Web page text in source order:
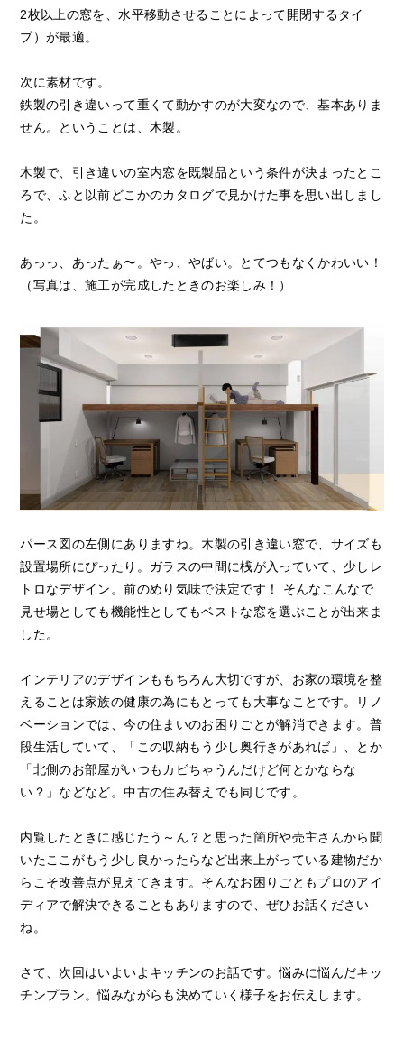
2枚以上の窓を、水平移動させることによって開閉するタイ
プ）が最適。
次に素材です。
鉄製の引き違いって重くて動かすのが大変なので、基本ありま
せん。ということは、木製。
木製で、引き違いの室内窓を既製品という条件が決まったとこ
ろで、ふと以前どこかのカタログで見かけた事を思い出しまし
た。
あっっ、あったぁ〜。やっ、やばい。とてつもなくかわいい！
（写真は、施工が完成したときのお楽しみ！）
パース図の左側にありますね。木製の引き違い窓で、サイズも
設置場所にぴったり。ガラスの中間に桟が入っていて、少しレ
トロなデザイン。前のめり気味で決定です！ そんなこんなで
見せ場としても機能性としてもベストな窓を選ぶことが出来ま
した。
インテリアのデザインももちろん大切ですが、お家の環境を整
えることは家族の健康の為にもとっても大事なことです。リノ
ベーションでは、今の住まいのお困りごとが解消できます。普
段生活していて、「この収納もう少し奥行きがあれば」、とか
「北側のお部屋がいつもカビちゃうんだけど何とかならな
い？」などなど。中古の住み替えでも同じです。
内覧したときに感じたう～ん？と思った箇所や売主さんから聞
いたここがもう少し良かったらなど出来上がっている建物だか
らこそ改善点が見えてきます。そんなお困りごともプロのアイ
ディアで解決できることもありますので、ぜひお話ください
ね。
さて、次回はいよいよキッチンのお話です。悩みに悩んだキッ
チンプラン。悩みながらも決めていく様子をお伝えします。